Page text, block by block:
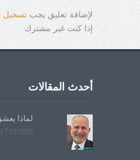
لإضافة تعليق يجب تسجيل
إذا كنت غير مشترك
أحدث المقالات
لماذا
7/13/2026 2:27:26 PM